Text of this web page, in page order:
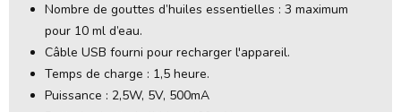
Nombre de gouttes d’huiles essentielles : 3 maximum
pour 10 ml d’eau.
Câble USB fourni pour recharger l'appareil.
Temps de charge : 1,5 heure.
Puissance : 2,5W, 5V, 500mA